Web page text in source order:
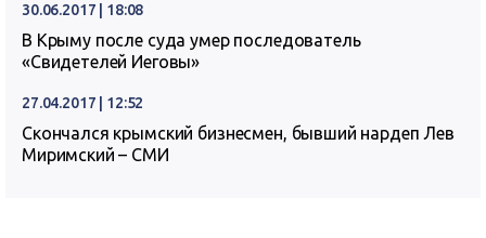
30.06.2017 | 18:08
В Крыму после суда умер последователь
«Свидетелей Иеговы»
27.04.2017 | 12:52
Скончался крымский бизнесмен, бывший нардеп Лев
Миримский – СМИ